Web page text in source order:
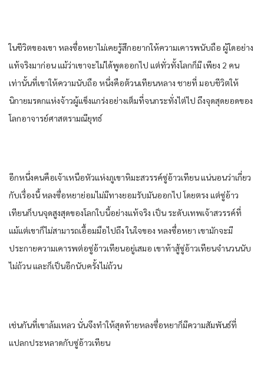
ในชีวิตของเขา หลงซื่อหยาไม่เคยรู้สึกอยากให้ความเคารพนับถือ ผู้ใดอย่าง
แท้จริงมาก่อน แม้ว่าเขาจะไม่ได้พูดออกไป แต่ทั่วทั้งโลกก็มี เพียง 2 คน
เท่านั้นที่เขาให้ความนับถือ หนึ่งคือต้วนเทียนหลาง ชายที่ มอบชีวิตให้
นิกายมรดกแห่งจ้าวผู้แข็งแกร่งอย่างเต็มที่จนกระทั่งไต่ไป ถึงจุดสุดยอดของ
โลกอาจารย์ศาสตรามณียุทธ์
อีกหนึ่งคนคือเจ้าเหนือหัวแห่งภูเขาหิมะสวรรค์ซู่อ้าวเทียน แน่นอนว่าเกี่ยว
กับเรื่องนี้ หลงซื่อหยาย่อมไม่มีทางยอมรับมันออกไป โดยตรง แต่ซู่อ้าว
เทียนก็บนจุดสูงสุดของโลกใบนี้อย่างแท้จริง เป็น ระดับเทพเจ้าสวรรค์ที่
แม้แต่เขาก็ไม่สามารถเอื้อมมือไปถึง ในใจของ หลงซื่อหยา เขามักจะมี
ประกายความเคารพต่อซู่อ้าวเทียนอยู่เสมอ เขาท้าสู้ซู่อ้าวเทียนจํานวนนับ
ไม่ถ้วน และก็เป็นอีกนับครั้งไม่ถ้วน
เช่นกันที่เขาล้มเหลว นั่นจึงทําให้สุดท้ายหลงซื่อหยาก็มีความสัมพันธ์ที่
แปลกประหลาดกับซู่อ้าวเทียน